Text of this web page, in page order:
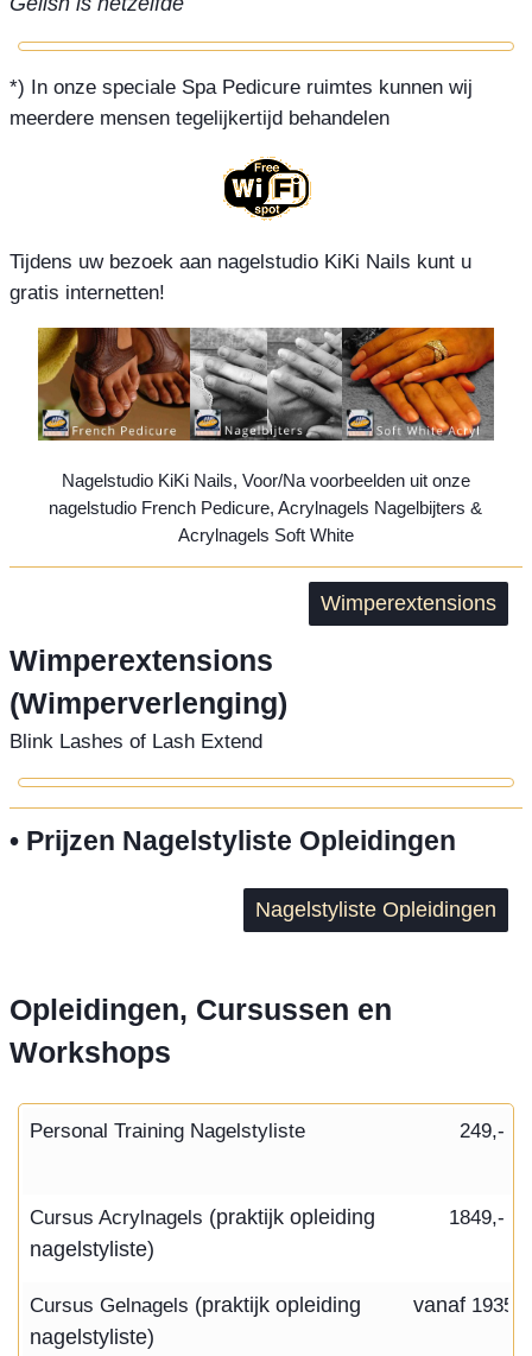
*) In onze speciale Spa Pedicure ruimtes kunnen wij
meerdere mensen tegelijkertijd behandelen
Tijdens uw bezoek aan nagelstudio KiKi Nails kunt u
gratis internetten!
Nagelstudio KiKi Nails, Voor/Na voorbeelden uit onze
nagelstudio French Pedicure, Acrylnagels Nagelbijters &
Acrylnagels Soft White
Wimperextensions
Wimperextensions
(Wimperverlenging)
Blink Lashes of Lash Extend
• Prijzen Nagelstyliste Opleidingen
Nagelstyliste Opleidingen
Opleidingen, Cursussen en
Workshops
Personal Training Nagelstyliste 249,-
Cursus Acrylnagels (praktijk opleiding
nagelstyliste)
1849,-
Cursus Gelnagels (praktijk opleiding
nagelstyliste)
vanaf1935,-